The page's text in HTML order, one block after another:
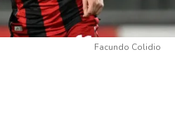
Facundo Colidio